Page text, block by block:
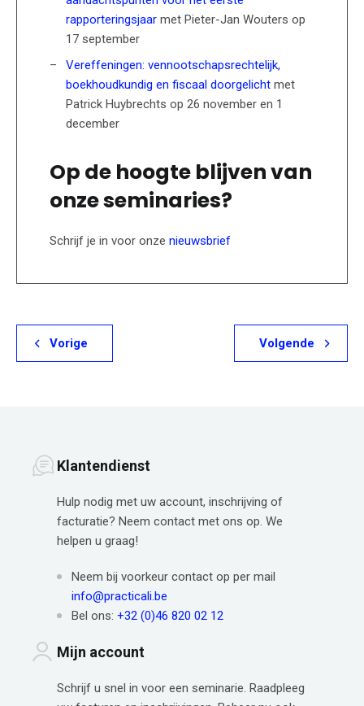
rapporteringsjaar met Pieter-Jan Wouters op
17 september
Vereffeningen: vennootschapsrechtelijk,
boekhoudkundig en fiscaal doorgelicht met
Patrick Huybrechts op 26 november en 1
december
Op de hoogte blijven van
onze seminaries?
Schrijf je in voor onze nieuwsbrief
Vorige Volgende
Klantendienst
Hulp nodig met uw account, inschrijving of
facturatie? Neem contact met ons op. We
helpen u graag!
Neem bij voorkeur contact op per mail
info@practicali.be
Bel ons: +32 (0)46 820 02 12
Mijn account
Schrijf u snel in voor een seminarie. Raadpleeg